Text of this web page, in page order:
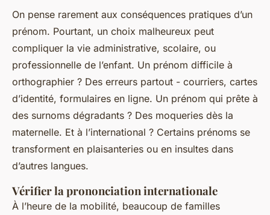
On pense rarement aux conséquences pratiques d’un
prénom. Pourtant, un choix malheureux peut
compliquer la vie administrative, scolaire, ou
professionnelle de l’enfant. Un prénom difficile à
orthographier ? Des erreurs partout - courriers, cartes
d’identité, formulaires en ligne. Un prénom qui prête à
des surnoms dégradants ? Des moqueries dès la
maternelle. Et à l’international ? Certains prénoms se
transforment en plaisanteries ou en insultes dans
d’autres langues.
Vérifier la prononciation internationale
À l’heure de la mobilité, beaucoup de familles